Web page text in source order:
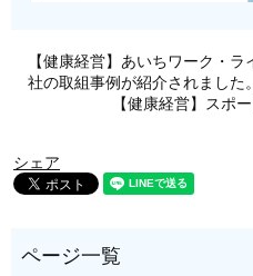
【健康経営】あいちワーク・
社の取組事例が紹介されました。
【健康経営】スポ
シェア